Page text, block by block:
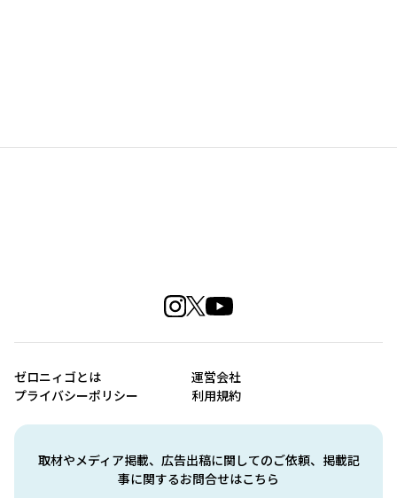
取材やメディア掲載、広告出稿に関してのご依頼、掲載記
事に関するお問合せはこちら
ゼロニィゴとは
運営会社
プライバシーポリシー
利用規約